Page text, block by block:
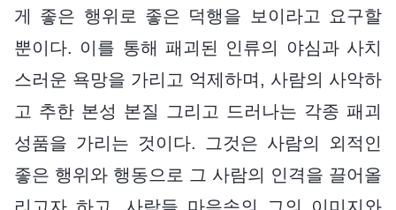
게 좋은 행위로 좋은 덕행을 보이라고 요구할
뿐이다. 이를 통해 패괴된 인류의 야심과 사치
스러운 욕망을 가리고 억제하며, 사람의 사악하
고 추한 본성 본질 그리고 드러나는 각종 패괴
성품을 가리는 것이다. 그것은 사람의 외적인
좋은 행위와 행동으로 그 사람의 인격을 끌어올